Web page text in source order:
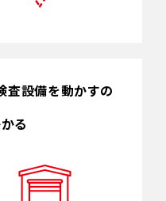
査設備を動かすの
る